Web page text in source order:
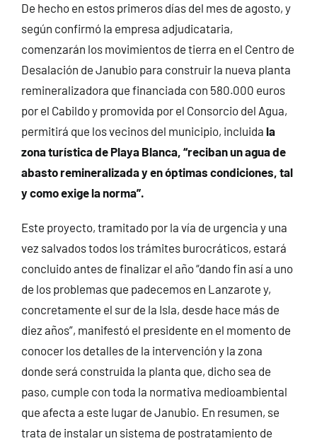
De hecho en estos primeros días del mes de agosto, y
según confirmó la empresa adjudicataria,
comenzarán los movimientos de tierra en el Centro de
Desalación de Janubio para construir la nueva planta
remineralizadora que financiada con 580.000 euros
por el Cabildo y promovida por el Consorcio del Agua,
permitirá que los vecinos del municipio, incluida la
zona turística de Playa Blanca, “reciban un agua de
abasto remineralizada y en óptimas condiciones, tal
y como exige la norma”.
Este proyecto, tramitado por la vía de urgencia y una
vez salvados todos los trámites burocráticos, estará
concluido antes de finalizar el año “dando fin así a uno
de los problemas que padecemos en Lanzarote y,
concretamente el sur de la Isla, desde hace más de
diez años”, manifestó el presidente en el momento de
conocer los detalles de la intervención y la zona
donde será construida la planta que, dicho sea de
paso, cumple con toda la normativa medioambiental
que afecta a este lugar de Janubio. En resumen, se
trata de instalar un sistema de postratamiento de